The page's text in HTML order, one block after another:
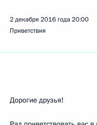
2 декабря 2016 года20:00
Приветствия
Дорогие друзья!